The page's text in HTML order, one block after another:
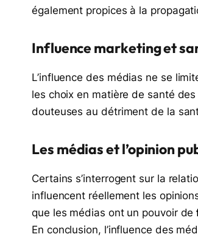
également propices à la
Influence marketing et
L’influence des médias ne se
les choix en matière de santé
douteuses au détriment de la
Les médias et l’opinion
Certains s’interrogent sur la
influencent réellement les
que les médias ont un pouvoir de
En conclusion, l’influence des